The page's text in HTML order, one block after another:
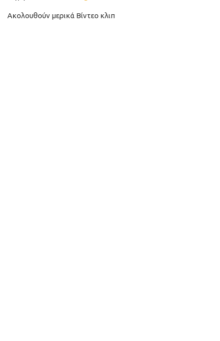
Ακολουθούν μερικά Βίντεο κλιπ